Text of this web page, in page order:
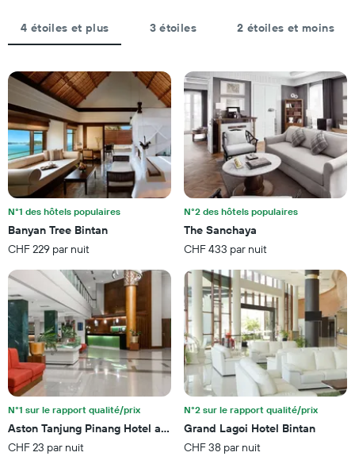
prix
moyen
pour
ce
soir
trouvé
au
cours
des
3
derniers
jours
par
nombre
Sur
le
graphique,
1
axe
X
indiquent
les
catégories
d'hôtels
par
étoiles.
Sur
le
graphique,
1
axe
Y
indiquent
le
prix
moyen
d'une
chambre
pour
ce
4 étoiles et plus 3 étoiles 2 étoiles et moins
N°1 des hôtels populaires
Banyan Tree Bintan
CHF 229 par nuit
N°2 des hôtels populaires
The Sanchaya
CHF 433 par nuit
N°1 sur le rapport qualité/prix
Aston Tanjung Pinang Hotel and Conference Center
CHF 23 par nuit
N°2 sur le rapport qualité/prix
Grand Lagoi Hotel Bintan
CHF 38 par nuit